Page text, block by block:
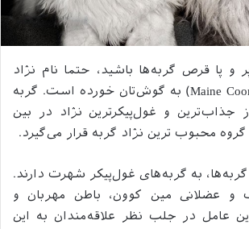
و پا قرص گربه‌ها باشید، حتما نام نژاد
گربه مین کوون (Maine Coon) به گوش‌تان خورده است. گربه
جذاب‌ترین و غول‌پیکرترین نژاد در بین
محبوب ترین نژاد گربه قرار می‌گیرد.
گربه‌ها، به گربه‌های غول‌پیکر شهرت دارند.
و عضلانی مین کوون، باطن مهربان و
عامل در جلب نظر علاقه‌مندان به این